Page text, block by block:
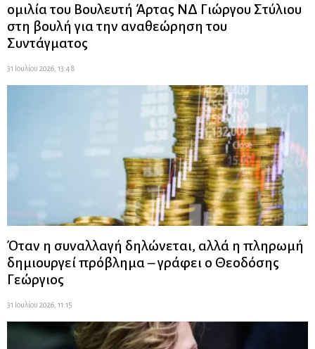
ομιλία του Βουλευτή Άρτας ΝΔ Γιώργου Στύλιου
στη βουλή για την αναθεώρηση του
Συντάγματος
31 Ιουλίου 2026, 13:48
Όταν η συναλλαγή δηλώνεται, αλλά η πληρωμή
δημιουργεί πρόβλημα – γράφει ο Θεοδόσης
Γεώργιος
31 Ιουλίου 2026, 11:15